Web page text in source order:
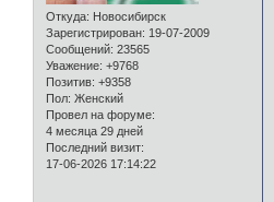
Откуда: Новосибирск
Зарегистрирован: 19-07-2009
Сообщений: 23565
Уважение: +9768
Позитив: +9358
Пол: Женский
Провел на форуме:
4 месяца 29 дней
Последний визит:
17-06-2026 17:14:22